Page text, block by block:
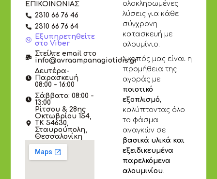
ολοκληρωμένες
λύσεις για κάθε
σύγχρονη
κατασκευή με
αλουμίνιο.
Σκοπός μας είναι η
προμήθεια της
αγοράς με
ποιοτικό
εξοπλισμό,
καλύπτοντας όλο
το φάσμα
αναγκών σε
βασικά υλικά και
εξειδικευμένα
παρελκόμενα
αλουμινίου.
ΕΠΙΚΟΙΝΩΝΙΑΣ
2310 66 76 46
2310 66 76 64
Εξυπηρετηθείτε
στο Viber
Στείλτε email στο
info@avraampanagiotidis.gr
Δευτέρα-
Παρασκευή
08:00 - 16:00
Σάββατο: 08:00 -
13:00
Ρίτσου & 28ης
Οκτωβρίου 154,
ΤΚ 54630,
Σταυρούπολη,
Θεσσαλονίκη